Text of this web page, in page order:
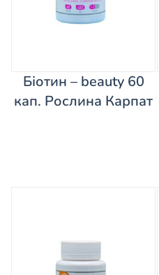
Біотин – beauty 60
кап. Рослина Карпат